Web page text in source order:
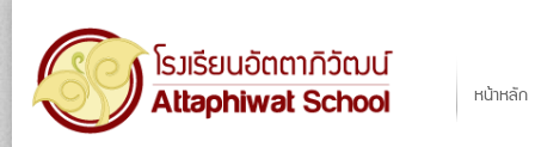
หน้าหลัก